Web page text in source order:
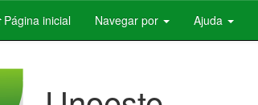
Página inicial Navegar por Ajuda